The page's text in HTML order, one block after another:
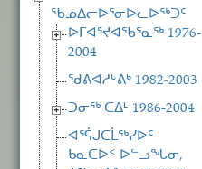
ᖃᓄᐃᓕᐅᕐᓂᐅᓚᐅᖅᑐᑦ
ᐅᒥᐊᕐᔪᐊᖃᕐᓇᖅ 1976-
2004
ᖁᕕᐊᓱᒡᕕᒃ 1982-2003
ᑐᓂᖅ ᑕᐃᒻ 1986-2004
ᐊᕐᕌᒍᑕᒫᖅᓯᐅᑦ
ᑲᓇᑕᐅᑉ ᐅᓪᓗᖓᓂ,